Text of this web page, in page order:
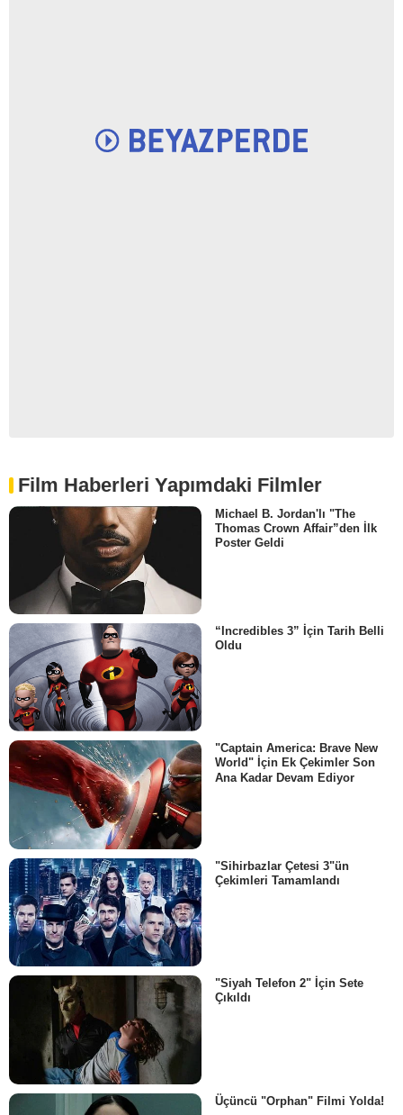
Film Haberleri Yapımdaki Filmler
Michael B. Jordan'lı "The
Thomas Crown Affair”den İlk
Poster Geldi
“Incredibles 3” İçin Tarih Belli
Oldu
"Captain America: Brave New
World" İçin Ek Çekimler Son
Ana Kadar Devam Ediyor
"Sihirbazlar Çetesi 3"ün
Çekimleri Tamamlandı
"Siyah Telefon 2" İçin Sete
Çıkıldı
Üçüncü "Orphan" Filmi Yolda!